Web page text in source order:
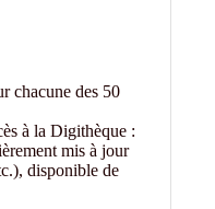
chacune des 50
à la Digithèque :
mis à jour
disponible de